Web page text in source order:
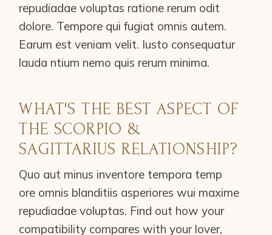
repudiadae voluptas ratione rerum odit
dolore. Tempore qui fugiat omnis autem.
Earum est veniam velit. Iusto consequatur
lauda ntium nemo quis rerum minima.
WHAT'S THE BEST ASPECT OF
THE SCORPIO &
SAGITTARIUS RELATIONSHIP?
Quo aut minus inventore tempora temp
ore omnis blanditiis asperiores wui maxime
repudiadae voluptas. Find out how your
compatibility compares with your lover,